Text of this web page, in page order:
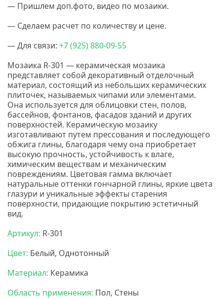
— Пришлем доп.фото, видео по мозаики.
— Сделаем расчет по количеству и цене.
— Для связи: +7(925) 880-09-55
Мозаика R-301 — керамическая мозаика
представляет собой декоративный отделочный
материал, состоящий из небольших керамических
плиточек, называемых чипами или элементами.
Она используется для облицовки стен, полов,
бассейнов, фонтанов, фасадов зданий и других
поверхностей. Керамическую мозаику
изготавливают путем прессования и последующего
обжига глины, благодаря чему она приобретает
высокую прочность, устойчивость к влаге,
химическим веществам и механическим
повреждениям. Цветовая гамма включает
натуральные оттенки гончарной глины, яркие цвета
глазури и уникальные эффекты старения
поверхности, придающие покрытию эстетичный
вид.
Артикул: R-301
Цвет: Белый, Однотонный
Материал: Керамика
Область применения: Пол, Стены